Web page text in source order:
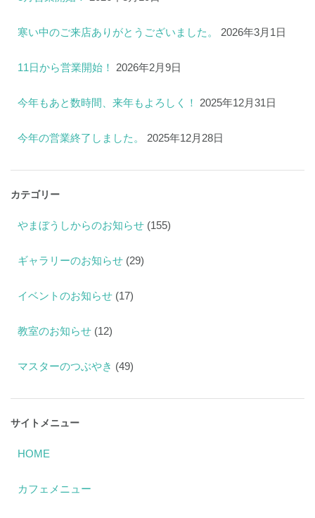
寒い中のご来店ありがとうございました。 2026年3月1日
11日から営業開始！ 2026年2月9日
今年もあと数時間、来年もよろしく！ 2025年12月31日
今年の営業終了しました。 2025年12月28日
カテゴリー
やまぼうしからのお知らせ (155)
ギャラリーのお知らせ (29)
イベントのお知らせ (17)
教室のお知らせ (12)
マスターのつぶやき (49)
サイトメニュー
HOME
カフェメニュー